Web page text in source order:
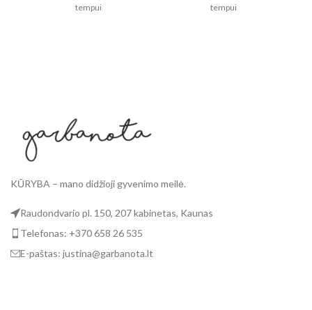
tempui
tempui
KŪRYBA – mano didžioji gyvenimo meilė.
Raudondvario pl. 150, 207 kabinetas, Kaunas
Telefonas: +370 658 26 535
E-paštas: justina@garbanota.lt